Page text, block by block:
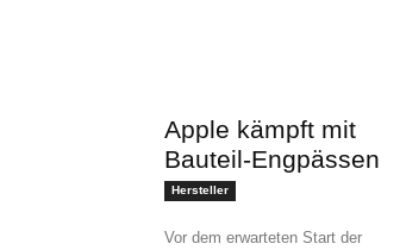
Apple kämpft mit
Bauteil-Engpässen
Hersteller
Vor dem erwarteten Start der